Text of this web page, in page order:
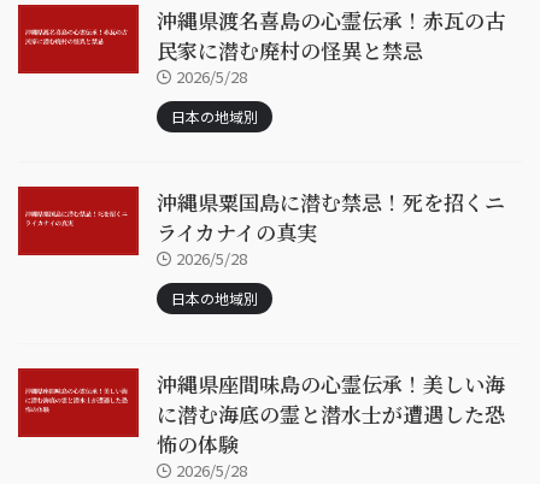
沖縄県渡名喜島の心霊伝承！赤瓦の古
民家に潜む廃村の怪異と禁忌
2026/5/28
日本の地域別
沖縄県粟国島に潜む禁忌！死を招くニ
ライカナイの真実
2026/5/28
日本の地域別
沖縄県座間味島の心霊伝承！美しい海
に潜む海底の霊と潜水士が遭遇した恐
怖の体験
2026/5/28